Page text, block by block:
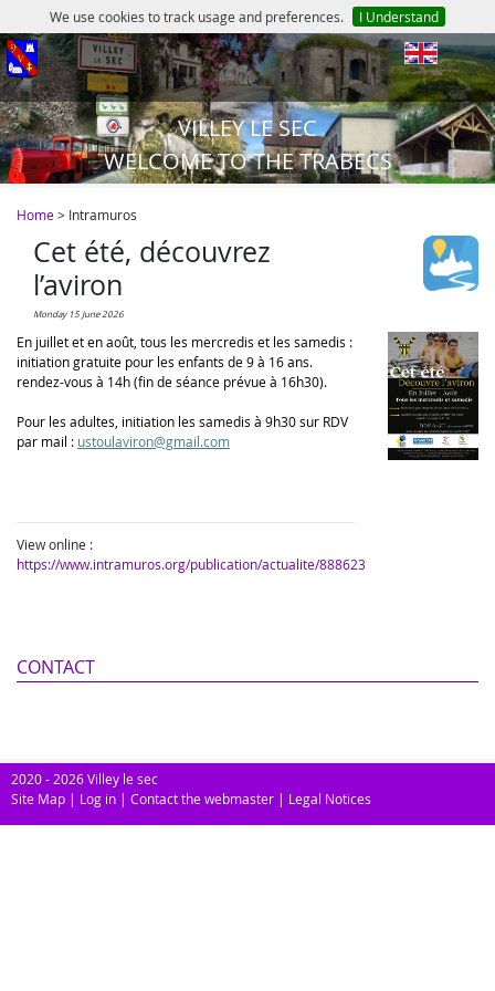
We use cookies to track usage and preferences. I Understand
en
VILLEY LE SEC
WELCOME TO THE TRABECS
Home> Intramuros
Cet été, découvrez
l’aviron
Monday 15 June 2026
En juillet et en août, tous les mercredis et les samedis :
initiation gratuite pour les enfants de 9 à 16 ans.
rendez-vous à 14h (fin de séance prévue à 16h30).
Pour les adultes, initiation les samedis à 9h30 sur RDV
par mail : ustoulaviron@gmail.com
View online :
https://www.intramuros.org/publication/actualite/888623
CONTACT
2020 - 2026 Villey le sec
Site Map | Log in | Contact the webmaster | Legal Notices